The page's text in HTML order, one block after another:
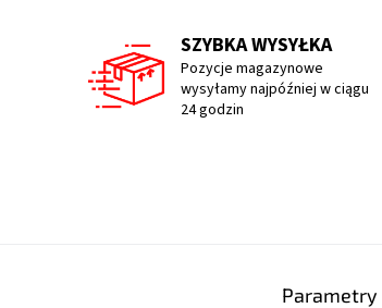
SZYBKA WYSYŁKA
Pozycje magazynowe
wysyłamy najpóźniej w ciągu
24 godzin